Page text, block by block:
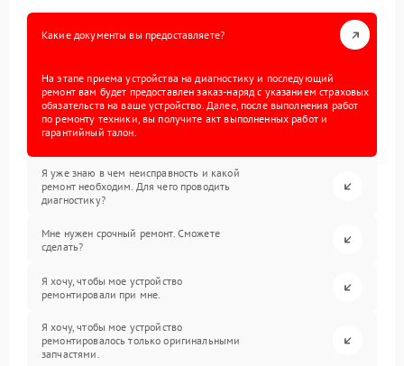
Какие документы вы предоставляете?
На этапе приема устройства на диагностику и последующий
ремонт вам будет предоставлен заказ-наряд с указанием страховых
обязательств на ваше устройство. Далее, после выполнения работ
по ремонту техники, вы получите акт выполненных работ и
гарантийный талон.
Я уже знаю в чем неисправность и какой
ремонт необходим. Для чего проводить
диагностику?
Мне нужен срочный ремонт. Сможете
сделать?
Я хочу, чтобы мое устройство
ремонтировали при мне.
Я хочу, чтобы мое устройство
ремонтировалось только оригинальными
запчастями.